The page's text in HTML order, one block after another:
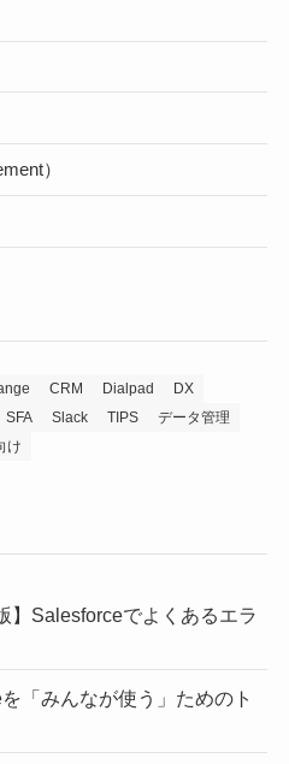
）
CRM Dialpad
DX
SFA Slack TIPS
データ管理
け
】Salesforceでよくあるエラ
「みんなが使う」ためのト